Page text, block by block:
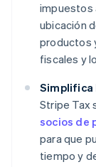
impuestos
ubicación
productos
fiscales y
Simplifica
Stripe Tax
socios de
para que
tiempo y